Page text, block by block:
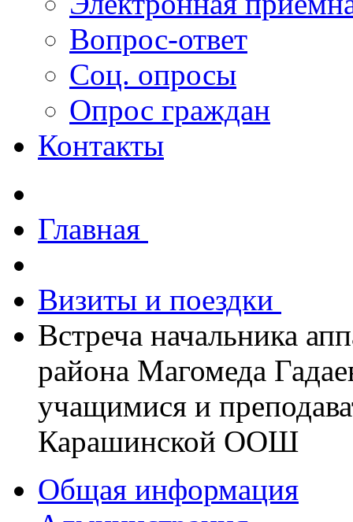
Вопрос-ответ
Соц. опросы
Опрос граждан
Контакты
Главная
Визиты и поездки
Встреча начальника
района Магомеда
учащимися и
Карашинской ООШ
Общая информация